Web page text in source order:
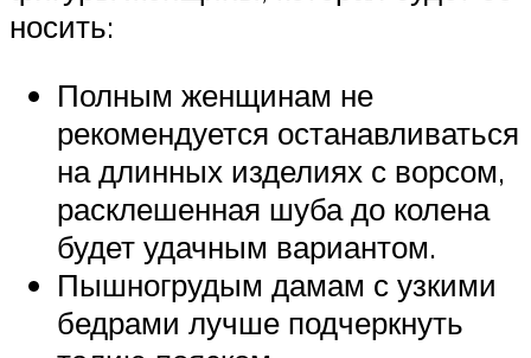
носить:
Полным женщинам не
рекомендуется останавливаться
на длинных изделиях с ворсом,
расклешенная шуба до колена
будет удачным вариантом.
Пышногрудым дамам с узкими
бедрами лучше подчеркнуть